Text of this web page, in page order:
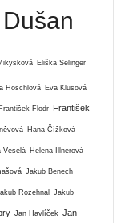
Dušan
Eliška Selinger
Höschlová Eva Klusová
František Flodr František
Hana Čížková
Veselá Helena Illnerová
Jakub Benech
Rozehnal Jakub
Jan Havlíček Jan